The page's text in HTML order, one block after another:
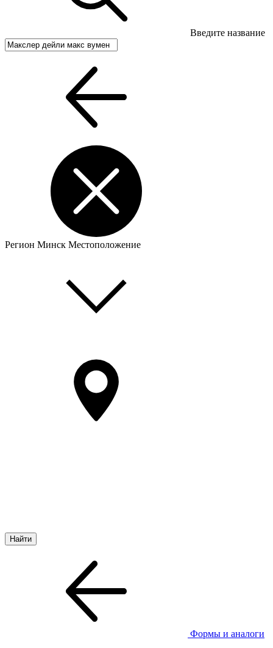
Введите название
Регион Минск Местоположение
Формы и аналоги